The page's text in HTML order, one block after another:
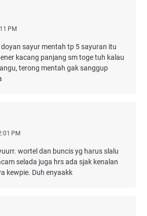
PM
sayur mentah tp 5 sayuran itu
kacang panjang sm toge tuh kalau
terong mentah gak sanggup
PM
wortel dan buncis yg harus slalu
selada juga hrs ada sjak kenalan
kewpie. Duh enyaakk